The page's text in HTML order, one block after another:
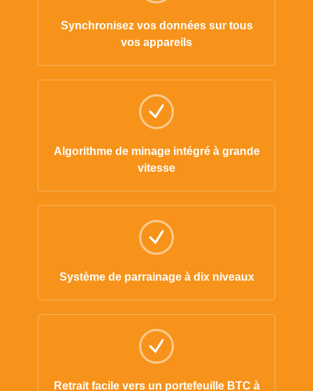
Synchronisez vos données sur tous
vos appareils
Algorithme de minage intégré à grande
vitesse
Système de parrainage à dix niveaux
Retrait facile vers un portefeuille BTC à